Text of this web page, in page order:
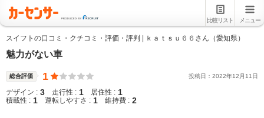
比較リスト メニュー
スイフトの口コミ・クチコミ・評価・評判 | ｋａｔｓｕ６６さん（愛知県）
魅力がない車
総合評価 1 投稿日： 2022年12 月 11 日
デザイン : 3 走行性 : 1 居住性 : 1
積載性 : 1 運転しやすさ : 1 維持費 : 2